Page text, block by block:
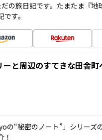
の旅日記です。たまたま『
す。
と周辺のすてきな田舎
の“秘密のノート”」シリーズ
！